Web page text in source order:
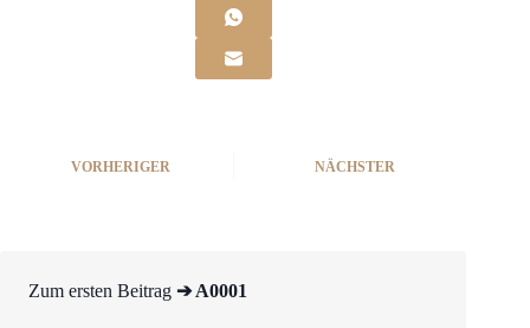
VORHERIGER NÄCHSTER
Zum ersten Beitrag ➔ A0001